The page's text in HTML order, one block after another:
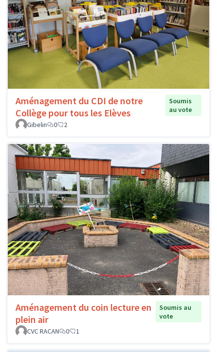
Aménagement du CDI de notre
Collège pour tous les Elèves
Soumis
au vote
Gibelin
0 2
Aménagement du coin lecture en
plein air
Soumis au
vote
CVC RACAN
0 1